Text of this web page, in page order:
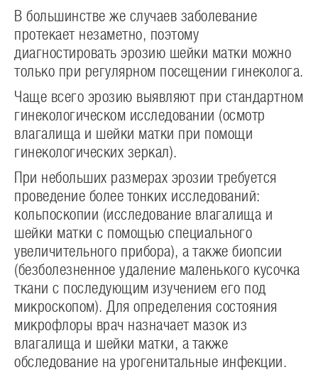
В большинстве же случаев заболевание
протекает незаметно, поэтому
диагностировать эрозию шейки матки можно
только при регулярном посещении гинеколога.
Чаще всего эрозию выявляют при стандартном
гинекологическом исследовании (осмотр
влагалища и шейки матки при помощи
гинекологических зеркал).
При небольших размерах эрозии требуется
проведение более тонких исследований:
кольпоскопии (исследование влагалища и
шейки матки с помощью специального
увеличительного прибора), а также биопсии
(безболезненное удаление маленького кусочка
ткани с последующим изучением его под
микроскопом). Для определения состояния
микрофлоры врач назначает мазок из
влагалища и шейки матки, а также
обследование на урогенитальные инфекции.